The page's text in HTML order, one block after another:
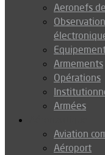
Aeronefs
Armements
Opérations
Armées
Aviation
Aéroport